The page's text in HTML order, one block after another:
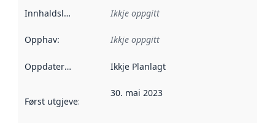
Innhaldsleverandørar :
Ikkje oppgitt
Opphav: Ikkje oppgitt
Oppdateringsfrekvens :
Ikkje Planlagt
Først utgjeve:
30. mai 2023